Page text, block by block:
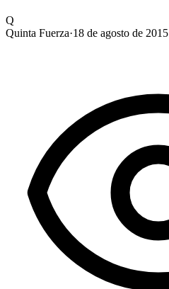
Q
Quinta Fuerza·18 de agosto de 2015